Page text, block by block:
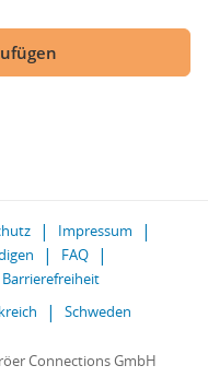
Impressum
FAQ
Barrierefreiheit
Schweden
Connections GmbH